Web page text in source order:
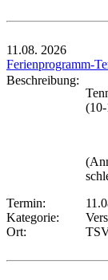
11.08. 2026
Ferienprogramm-
Beschreibung:
(10-
Termin:
Kategorie:
Ort: